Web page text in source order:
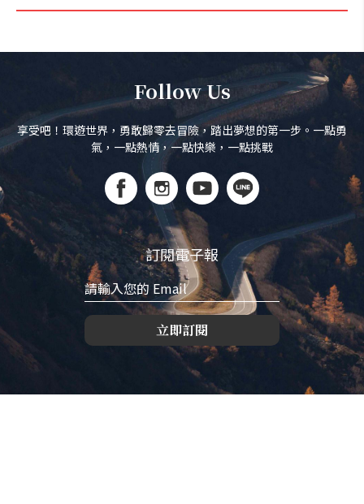
Follow Us
享受吧！環遊世界，勇敢歸零去冒險，踏出夢想的第一步。一點勇
氣，一點熱情，一點快樂，一點挑戰
訂閱電子報
立即訂閱